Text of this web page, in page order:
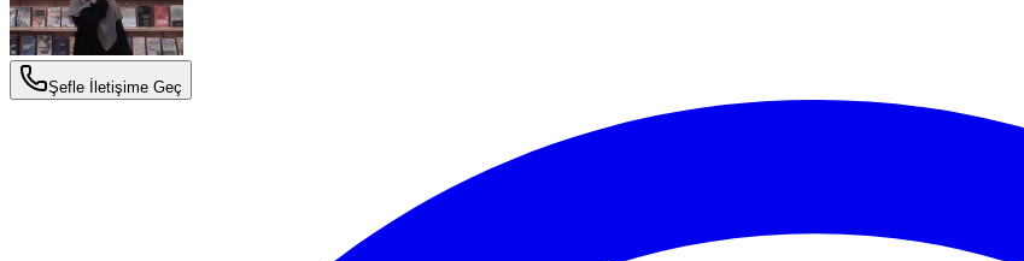
Şefle İletişime Geç